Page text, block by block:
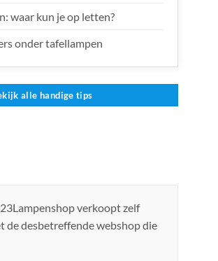
waar kun je op letten?
onder tafellampen
alle handige tips
verkoopt zelf
de desbetreffende webshop die